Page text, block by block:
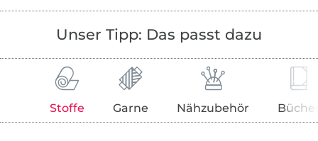
Unser Tipp: Das passt dazu
Stoffe Garne Nähzubehör